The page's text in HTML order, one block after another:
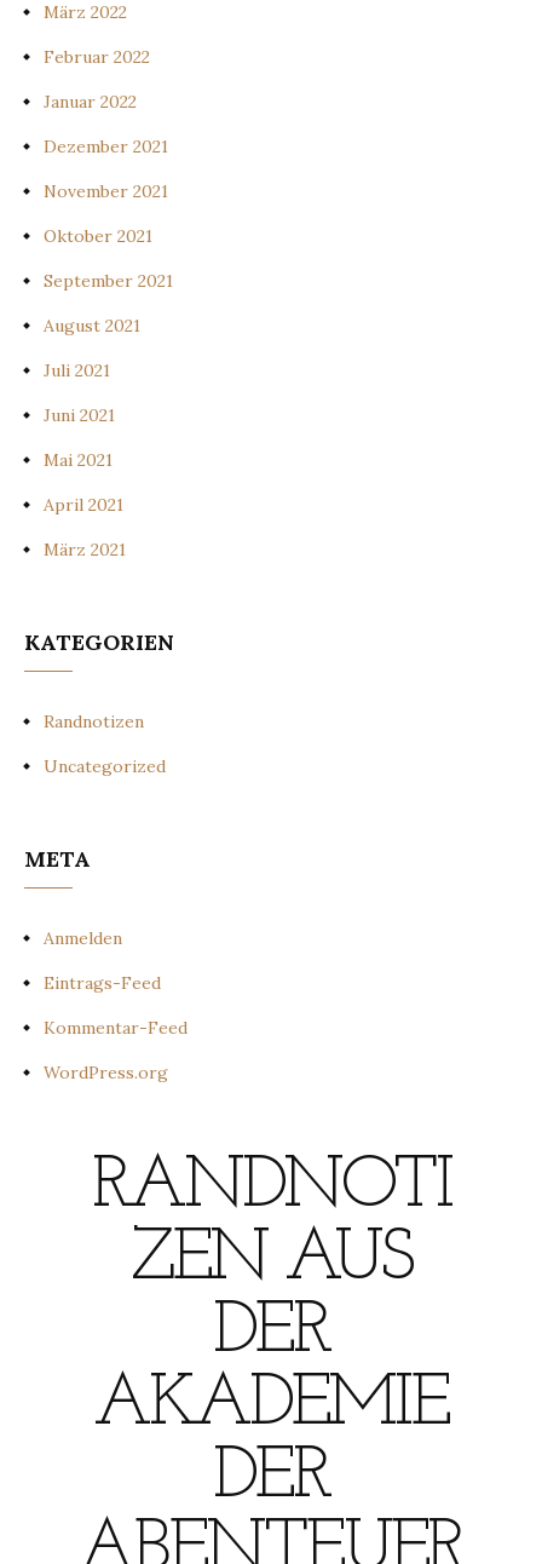
März 2022
Februar 2022
Januar 2022
Dezember 2021
November 2021
Oktober 2021
September 2021
August 2021
Juli 2021
Juni 2021
Mai 2021
April 2021
März 2021
KATEGORIEN
Randnotizen
Uncategorized
META
Anmelden
Eintrags-Feed
Kommentar-Feed
WordPress.org
RANDNOTI
ZEN AUS
DER
AKADEMIE
DER